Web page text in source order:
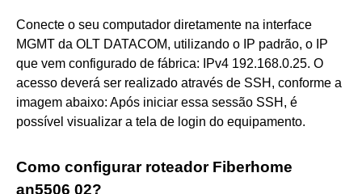
Conecte o seu computador diretamente na interface
MGMT da OLT DATACOM, utilizando o IP padrão, o IP
que vem configurado de fábrica: IPv4 192.168.0.25. O
acesso deverá ser realizado através de SSH, conforme a
imagem abaixo: Após iniciar essa sessão SSH, é
possível visualizar a tela de login do equipamento.
Como configurar roteador Fiberhome
an5506 02?